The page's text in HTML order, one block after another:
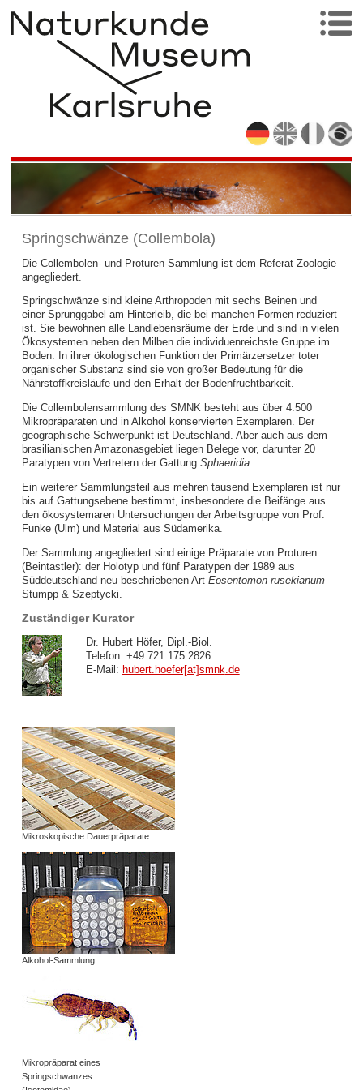
Springschwänze (Collembola)
Die Collembolen- und Proturen-Sammlung ist dem Referat Zoologie
angegliedert.
Springschwänze sind kleine Arthropoden mit sechs Beinen und
einer Sprunggabel am Hinterleib, die bei manchen Formen reduziert
ist. Sie bewohnen alle Landlebensräume der Erde und sind in vielen
Ökosystemen neben den Milben die individuenreichste Gruppe im
Boden. In ihrer ökologischen Funktion der Primärzersetzer toter
organischer Substanz sind sie von großer Bedeutung für die
Nährstoffkreisläufe und den Erhalt der Bodenfruchtbarkeit.
Die Collembolensammlung des SMNK besteht aus über 4.500
Mikropräparaten und in Alkohol konservierten Exemplaren. Der
geographische Schwerpunkt ist Deutschland. Aber auch aus dem
brasilianischen Amazonasgebiet liegen Belege vor, darunter 20
Paratypen von Vertretern der Gattung Sphaeridia.
Ein weiterer Sammlungsteil aus mehren tausend Exemplaren ist nur
bis auf Gattungsebene bestimmt, insbesondere die Beifänge aus
den ökosystemaren Untersuchungen der Arbeitsgruppe von Prof.
Funke (Ulm) und Material aus Südamerika.
Der Sammlung angegliedert sind einige Präparate von Proturen
(Beintastler): der Holotyp und fünf Paratypen der 1989 aus
Süddeutschland neu beschriebenen Art Eosentomon rusekianum
Stumpp & Szeptycki.
Zuständiger Kurator
Dr. Hubert Höfer, Dipl.-Biol.
Telefon: +49 721 175 2826
E-Mail: hubert.hoefer[at]smnk.de
Mikroskopische Dauerpräparate
Alkohol-Sammlung
Mikropräparat eines
Springschwanzes